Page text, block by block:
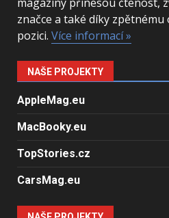
značce a také díky zpětnému
pozici. Více informací »
NAŠE PROJEKTY
AppleMag.eu
MacBooky.eu
TopStories.cz
CarsMag.eu